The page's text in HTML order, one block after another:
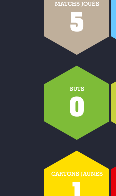
MATCHS JOUÉS
5
BUTS
0
CARTONS JAUNES